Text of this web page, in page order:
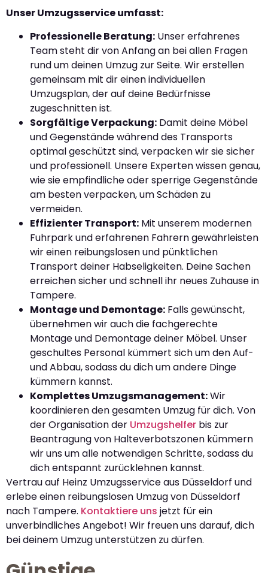
Unser Umzugsservice umfasst:
Professionelle Beratung: Unser erfahrenes
Team steht dir von Anfang an bei allen Fragen
rund um deinen Umzug zur Seite. Wir erstellen
gemeinsam mit dir einen individuellen
Umzugsplan, der auf deine Bedürfnisse
zugeschnitten ist.
Sorgfältige Verpackung: Damit deine Möbel
und Gegenstände während des Transports
optimal geschützt sind, verpacken wir sie sicher
und professionell. Unsere Experten wissen genau,
wie sie empfindliche oder sperrige Gegenstände
am besten verpacken, um Schäden zu
vermeiden.
Effizienter Transport: Mit unserem modernen
Fuhrpark und erfahrenen Fahrern gewährleisten
wir einen reibungslosen und pünktlichen
Transport deiner Habseligkeiten. Deine Sachen
erreichen sicher und schnell ihr neues Zuhause in
Tampere.
Montage und Demontage: Falls gewünscht,
übernehmen wir auch die fachgerechte
Montage und Demontage deiner Möbel. Unser
geschultes Personal kümmert sich um den Auf-
und Abbau, sodass du dich um andere Dinge
kümmern kannst.
Komplettes Umzugsmanagement:Wir
koordinieren den gesamten Umzug für dich. Von
der Organisation der Umzugshelfer bis zur
Beantragung von Halteverbotszonen kümmern
wir uns um alle notwendigen Schritte, sodass du
dich entspannt zurücklehnen kannst.
Vertrau auf Heinz Umzugsservice aus Düsseldorf und
erlebe einen reibungslosen Umzug von Düsseldorf
nach Tampere. Kontaktiere uns jetzt für ein
unverbindliches Angebot! Wir freuen uns darauf, dich
bei deinem Umzug unterstützen zu dürfen.